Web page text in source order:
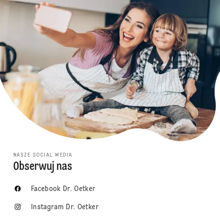
NASZE SOCIAL MEDIA
Obserwuj nas
Facebook Dr. Oetker
Instagram Dr. Oetker